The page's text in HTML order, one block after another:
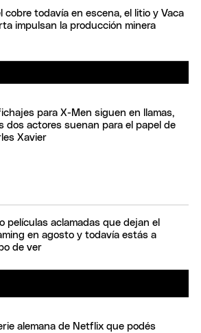
cobre todavía en escena, el litio y Vaca
impulsan la producción minera
para X-Men siguen en llamas,
dos actores suenan para el papel de
Xavier
películas aclamadas que dejan el
en agosto y todavía estás a
de ver
alemana de Netflix que podés